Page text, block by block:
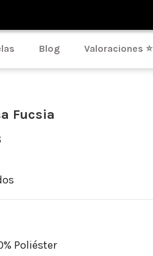
Blog Valoraciones ⭐
Fucsia
Poliéster